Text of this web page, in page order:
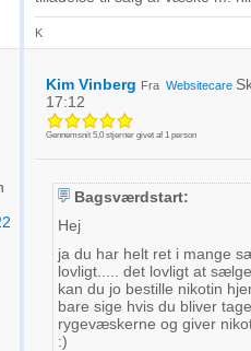
K
Kim Vinberg Fra Websitecare
17:12
Gennemsnit 5,0stjerner givet af 1person
Bagsværdstart:
Hej
ja du har helt ret i mange
lovligt..... det lovligt at
kan du jo bestille nikotin
bare sige hvis du bliver
rygevæskerne og giver
:)